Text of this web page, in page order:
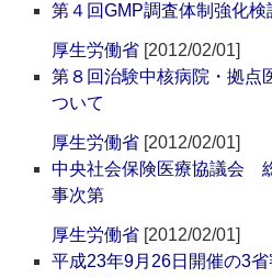
第４回GMP調査体制強化検
厚生労働省 [2012/02/01]
第８回治験中核病院・拠点
ついて
厚生労働省 [2012/02/01]
中央社会保険医療協議会
事次第
厚生労働省 [2012/02/01]
平成23年9月26日開催の3